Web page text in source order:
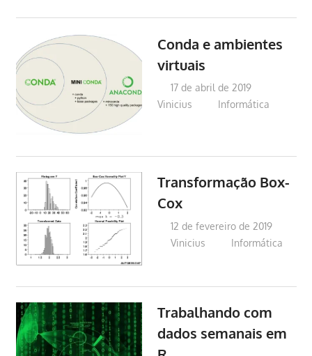
Conda e ambientes
virtuais
17 de abril de 2019
Vinicius
Informática
Transformação Box-
Cox
12 de fevereiro de 2019
Vinicius
Informática
Trabalhando com
dados semanais em